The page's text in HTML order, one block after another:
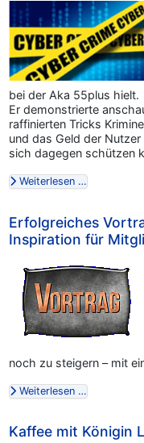
bei der Aka 55plus hielt.
Er demonstrierte
raffinierten Tricks
und das Geld der
sich dagegen schützen
Weiterlesen …
Erfolgreiches
Inspiration für
noch zu steigern – mit
Weiterlesen …
Kaffee mit Königin